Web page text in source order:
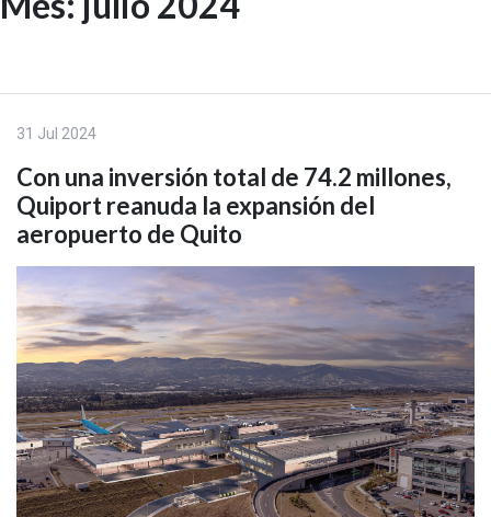
Skip
31 Jul 2024
Con una inversión total de 74.2 millones,
Quiport reanuda la expansión del
aeropuerto de Quito